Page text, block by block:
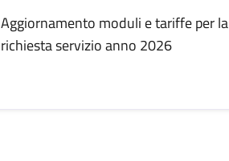
Aggiornamento moduli e tariffe per la
richiesta servizio anno 2026